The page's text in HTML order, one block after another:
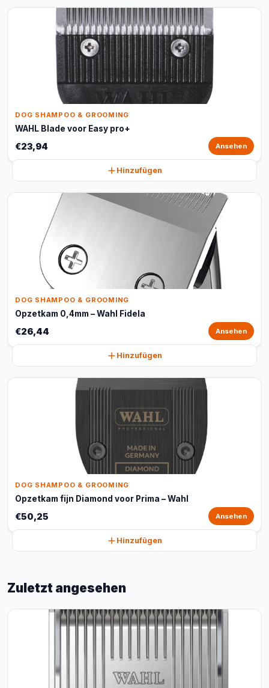
DOG SHAMPOO & GROOMING
WAHL Blade voor Easy pro+
€23,94 Ansehen
Hinzufügen
DOG SHAMPOO & GROOMING
Opzetkam 0,4mm – Wahl Fidela
€26,44 Ansehen
Hinzufügen
DOG SHAMPOO & GROOMING
Opzetkam fijn Diamond voor Prima – Wahl
€50,25 Ansehen
Hinzufügen
Zuletzt angesehen